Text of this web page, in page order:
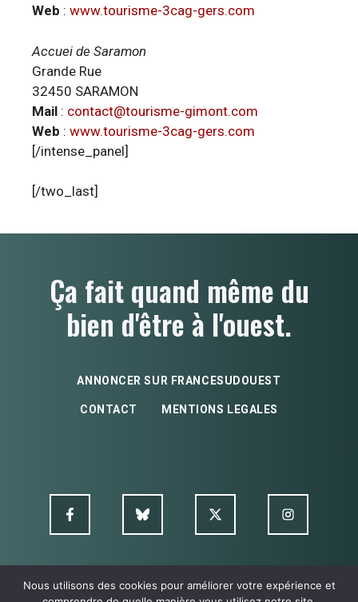
Web : www.tourisme-3cag-gers.com
Accuei de Saramon
Grande Rue
32450 SARAMON
Mail : contact@tourisme-gimont.com
Web : www.tourisme-3cag-gers.com
[/intense_panel]
[/two_last]
Ça fait quand même du
bien d'être à l'ouest.
ANNONCER SUR FRANCESUDOUEST
CONTACT MENTIONS LEGALES
© FSO MultimediA - 2026
Nous utilisons des cookies pour améliorer votre expérience et